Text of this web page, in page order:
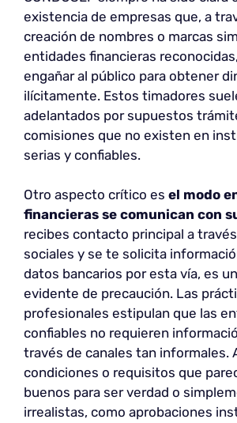
existencia de empresas que, a
creación de nombres o marcas
entidades financieras
engañar al público para obtener
ilícitamente. Estos timadores
adelantados por supuestos
comisiones que no existen en
serias y confiables.
Otro aspecto crítico es el modo
financieras se comunican con
recibes contacto principal a
sociales y se te solicita
datos bancarios por esta vía, es
evidente de precaución. Las
profesionales estipulan que las
confiables no requieren
través de canales tan informales.
condiciones o requisitos que
buenos para ser verdad o
irrealistas, como aprobaciones